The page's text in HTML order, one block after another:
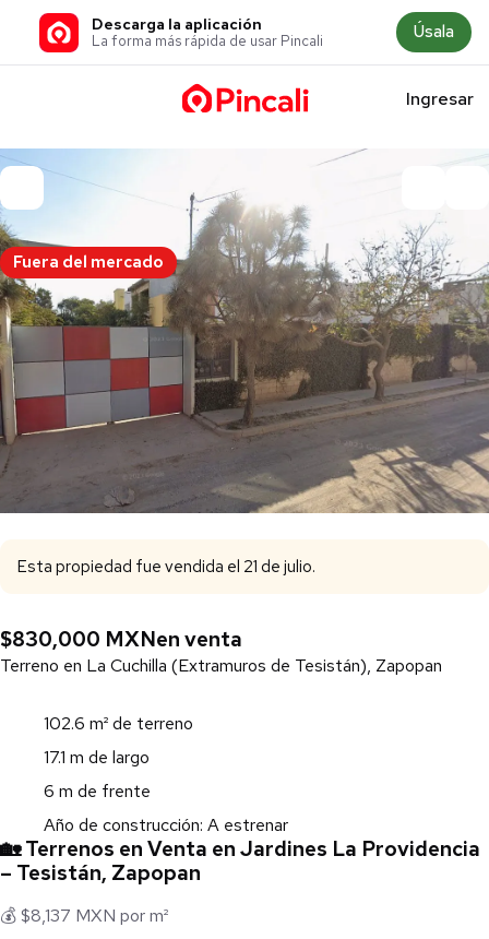
Descarga la aplicación
La forma más rápida de usar Pincali Úsala
Ingresar
Fuera del mercado
Esta propiedad fue vendida el 21 de julio.
$830,000 MXNen venta
Terreno en La Cuchilla (Extramuros de Tesistán), Zapopan
102.6 m² de terreno
17.1 m de largo
6 m de frente
Año de construcción: A estrenar
🏡 Terrenos en Venta en Jardines La Providencia
– Tesistán, Zapopan
💰 $8,137 MXN por m²